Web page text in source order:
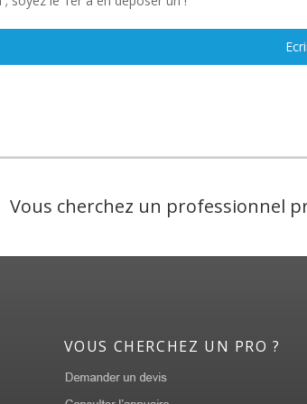
Vous cherchez un professionnel
VOUS CHERCHEZ UN PRO ?